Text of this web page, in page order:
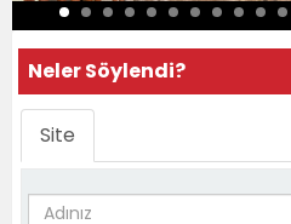
Neler Söylendi?
Site